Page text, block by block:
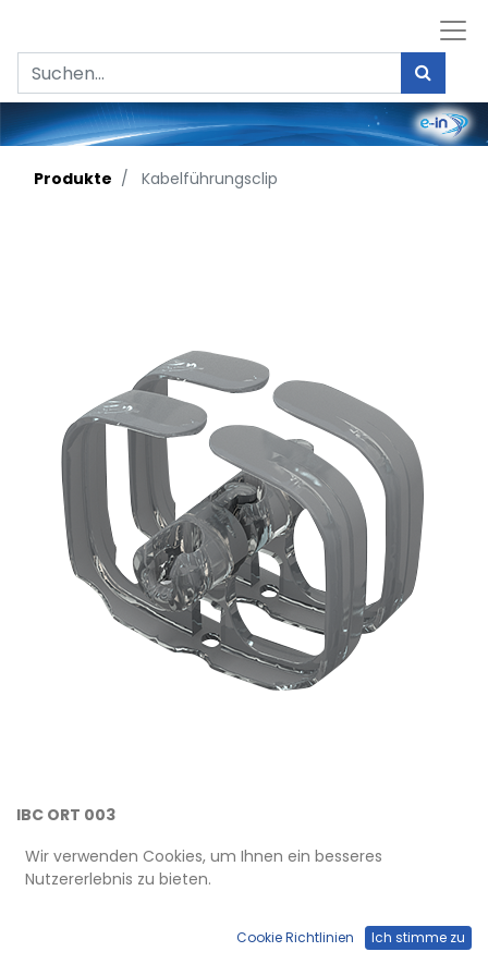
Produkte Kabelführungsclip
IBC ORT 003
Kabelführungsclip
2 Kettenringe mit Befestigung, aus Kunststoff transparent
Wir verwenden Cookies, um Ihnen ein besseres
Nutzererlebnis zu bieten.
Cookie Richtlinien Ich stimme zu